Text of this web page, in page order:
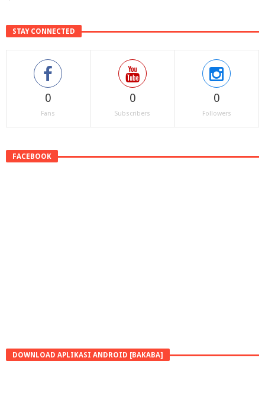
STAY CONNECTED
0
Fans
0
Subscribers
0
Followers
FACEBOOK
DOWNLOAD APLIKASI ANDROID [BAKABA]